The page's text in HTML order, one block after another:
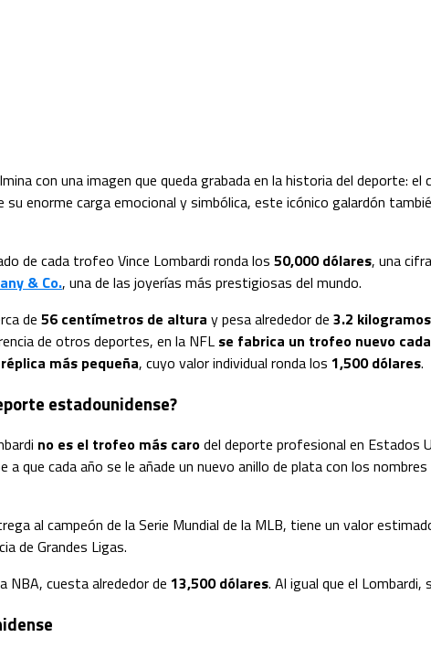
con una imagen que queda grabada en la historia del deporte:
enorme carga emocional y simbólica, este icónico galardón
de cada trofeo Vince Lombardi ronda los 50,000 dólares, una
& Co., una de las joyerías más prestigiosas del mundo.
de 56 centímetros de altura y pesa alrededor de 3.2 kilogramos
de otros deportes, en la NFL se fabrica un trofeo nuevo
réplica más pequeña, cuyo valor individual ronda los 1,500 dólares.
estadounidense?
no es el trofeo más carodel deporte profesional en Estados
a que cada año se le añade un nuevo anillo de plata con los
al campeón de la Serie Mundial de la MLB, tiene un valor
de Grandes Ligas.
NBA, cuesta alrededor de 13,500 dólares. Al igual que el